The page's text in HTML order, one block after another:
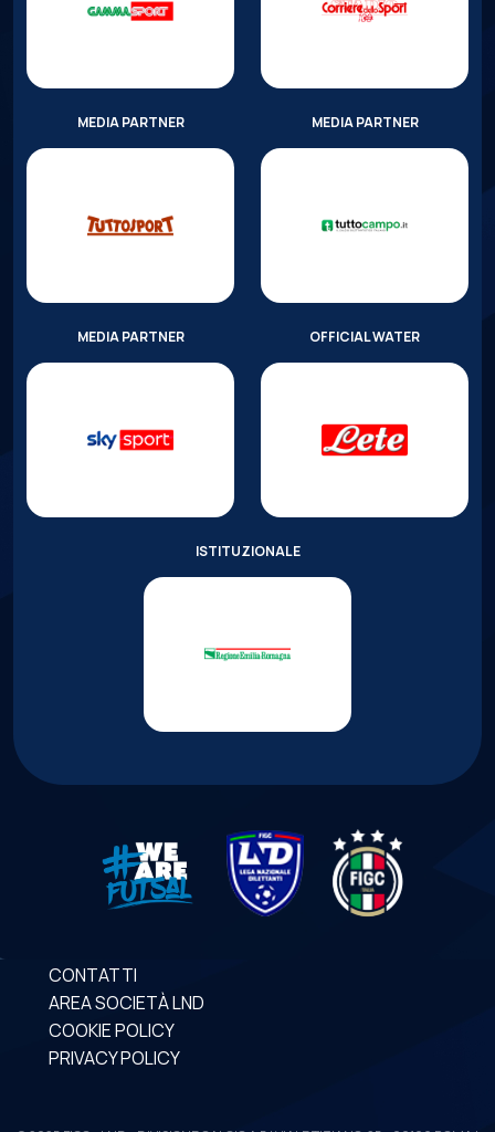
MEDIA PARTNER MEDIA PARTNER
MEDIA PARTNER OFFICIAL WATER
ISTITUZIONALE
CONTATTI
AREA SOCIETÀ LND
COOKIE POLICY
PRIVACY POLICY